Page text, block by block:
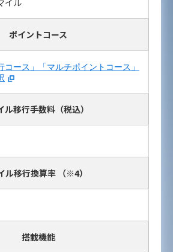
イル
ポイントコース
コース」「マルチポイントコース」
ル移行手数料（税込）
ル移行換算率 （※4）
搭載機能